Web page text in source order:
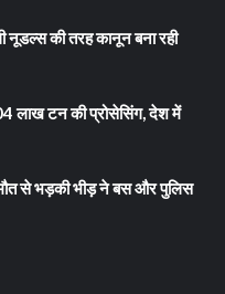
नूडल्स की तरह कानून बना रही
लाख टन की प्रोसेसिंग, देश में
से भड़की भीड़ ने बस और पुलिस